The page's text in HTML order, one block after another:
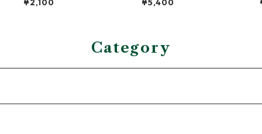
¥2,100
ル
¥5,400
Category